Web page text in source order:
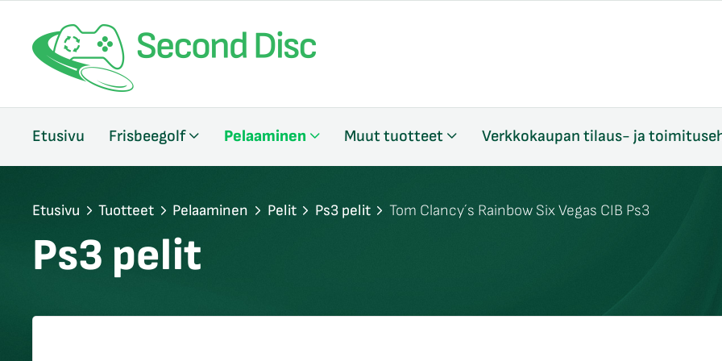
Etusivu Frisbeegolf Pelaaminen Muut tuotteet Verkkokaupan tilaus- ja
Etusivu Tuotteet Pelaaminen Pelit Ps3 pelit Tom Clancy´s Rainbow Six Vegas CIB Ps3
Ps3 pelit
sulje
sulje
sulje